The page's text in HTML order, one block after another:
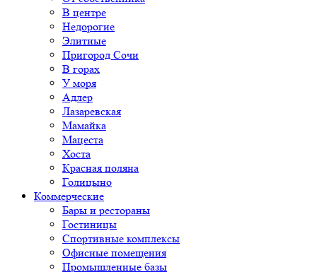
В центре
Недорогие
Элитные
Пригород Сочи
В горах
У моря
Адлер
Лазаревская
Мамайка
Мацеста
Хоста
Красная поляна
Голицыно
Коммерческие
Бары и рестораны
Гостиницы
Спортивные комплексы
Офисные помещения
Промышленные базы